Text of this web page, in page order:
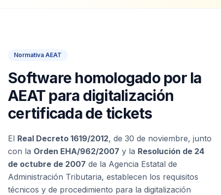
Normativa AEAT
Software homologado por la
AEAT para digitalización
certificada de tickets
El Real Decreto 1619/2012, de 30 de noviembre, junto
con la Orden EHA/962/2007 y la Resolución de 24
de octubre de 2007 de la Agencia Estatal de
Administración Tributaria, establecen los requisitos
técnicos y de procedimiento para la digitalización